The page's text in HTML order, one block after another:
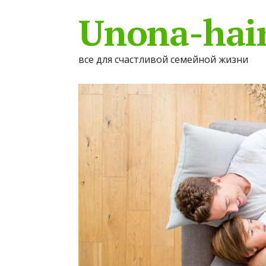
Unona-
все для счастливой семейной жизни